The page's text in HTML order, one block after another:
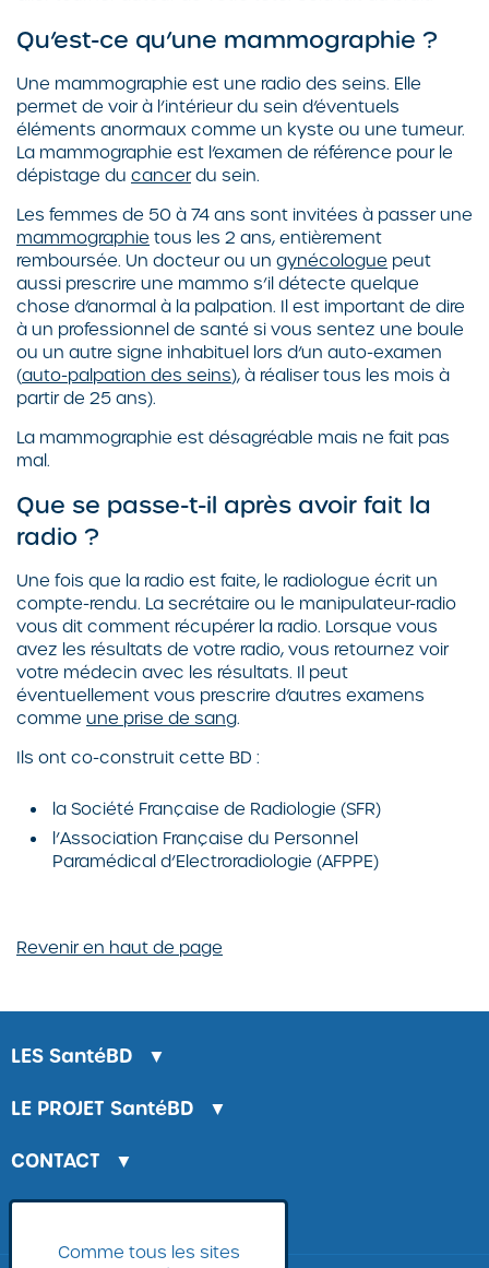
Comme tous les sites
Qu’est-ce qu’une mammographie ?
Une mammographie est une radio des seins. Elle
permet de voir à l’intérieur du sein d’éventuels
éléments anormaux comme un kyste ou une tumeur.
La mammographie est l’examen de référence pour le
dépistage du cancerdu sein.
Les femmes de 50 à 74 ans sont invitées à passer une
mammographie tous les 2 ans, entièrement
remboursée. Un docteur ou un gynécologue peut
aussi prescrire une mammo s’il détecte quelque
chose d’anormal à la palpation. Il est important de dire
à un professionnel de santé si vous sentez une boule
ou un autre signe inhabituel lors d’un auto-examen
(auto-palpation des seins), à réaliser tous les mois à
partir de 25 ans).
La mammographie est désagréable mais ne fait pas
mal.
Que se passe-t-il après avoir fait la
radio ?
Une fois que la radio est faite, le radiologue écrit un
compte-rendu. La secrétaire ou le manipulateur-radio
vous dit comment récupérer la radio. Lorsque vous
avez les résultats de votre radio, vous retournez voir
votre médecin avec les résultats. Il peut
éventuellement vous prescrire d’autres examens
comme une prise de sang.
Ils ont co-construit cette BD :
la Société Française de Radiologie (SFR)
l’Association Française du Personnel
Paramédical d’Electroradiologie (AFPPE)
Revenir en haut de page
LES SantéBD
▼
LE PROJET SantéBD
▼
CONTACT
▼